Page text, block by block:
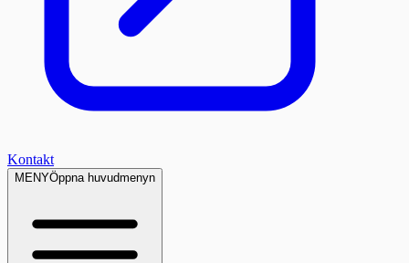
Kontakt
MENYÖppna huvudmenyn